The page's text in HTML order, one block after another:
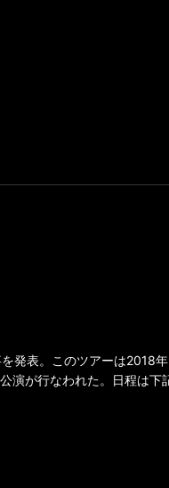
発表。このツアーは2018
が行なわれた。日程は下